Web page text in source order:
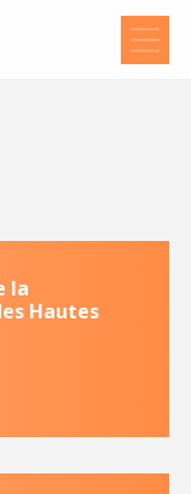
la
Hautes